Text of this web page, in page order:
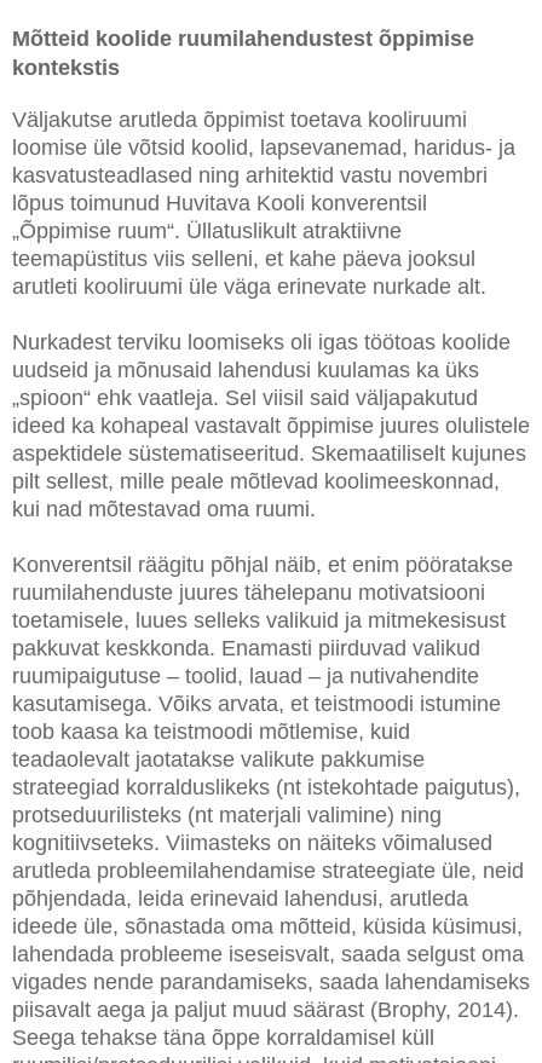
Mõtteid koolide ruumilahendustest õppimise
kontekstis
Väljakutse arutleda õppimist toetava kooliruumi
loomise üle võtsid koolid, lapsevanemad, haridus- ja
kasvatusteadlased ning arhitektid vastu novembri
lõpus toimunud Huvitava Kooli konverentsil
„Õppimise ruum“. Üllatuslikult atraktiivne
teemapüstitus viis selleni, et kahe päeva jooksul
arutleti kooliruumi üle väga erinevate nurkade alt.
Nurkadest terviku loomiseks oli igas töötoas koolide
uudseid ja mõnusaid lahendusi kuulamas ka üks
„spioon“ ehk vaatleja. Sel viisil said väljapakutud
ideed ka kohapeal vastavalt õppimise juures olulistele
aspektidele süstematiseeritud. Skemaatiliselt kujunes
pilt sellest, mille peale mõtlevad koolimeeskonnad,
kui nad mõtestavad oma ruumi.
Konverentsil räägitu põhjal näib, et enim pööratakse
ruumilahenduste juures tähelepanu motivatsiooni
toetamisele, luues selleks valikuid ja mitmekesisust
pakkuvat keskkonda. Enamasti piirduvad valikud
ruumipaigutuse – toolid, lauad – ja nutivahendite
kasutamisega. Võiks arvata, et teistmoodi istumine
toob kaasa ka teistmoodi mõtlemise, kuid
teadaolevalt jaotatakse valikute pakkumise
strateegiad korralduslikeks (nt istekohtade paigutus),
protseduurilisteks (nt materjali valimine) ning
kognitiivseteks. Viimasteks on näiteks võimalused
arutleda probleemilahendamise strateegiate üle, neid
põhjendada, leida erinevaid lahendusi, arutleda
ideede üle, sõnastada oma mõtteid, küsida küsimusi,
lahendada probleeme iseseisvalt, saada selgust oma
vigades nende parandamiseks, saada lahendamiseks
piisavalt aega ja paljut muud säärast (Brophy, 2014).
Seega tehakse täna õppe korraldamisel küll